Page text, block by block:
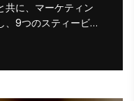
共に、マーケティン
、9つのスティービー
ら経営幹部まで、世
努力と革新を認められ